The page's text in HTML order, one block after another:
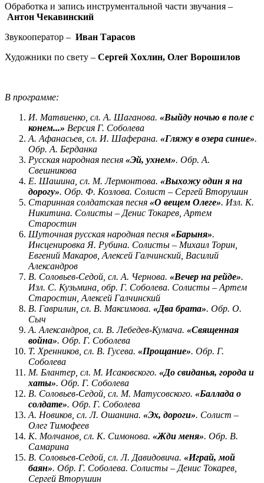
Обработка и запись инструментальной части звучания –
Антон Чекавинский
Звукооператор – Иван Тарасов
Художники по свету – Сергей Хохлин, Олег Ворошилов
В программе:
И. Матвиенко, сл. А. Шаганова. «Выйду ночью в поле с
конем...» Версия Г. Соболева
А. Афанасьев, сл. И. Шаферана. «Гляжу в озера синие».
Обр. А. Берданка
Русская народная песня «Эй, ухнем». Обр. А.
Свешникова
Е. Шашина, сл. М. Лермонтова. «Выхожу один я на
дорогу». Обр. Ф. Козлова. Солист – Сергей Вторушин
Старинная солдатская песня «О вещем Олеге». Изл. К.
Никитина. Солисты – Денис Токарев, Артем
Старостин
Шуточная русская народная песня «Барыня».
Инсценировка Я. Рубина. Солисты – Михаил Торин,
Евгений Макаров, Алексей Галчинский, Василий
Александров
В. Соловьев-Седой, сл. А. Чернова. «Вечер на рейде».
Изл. С. Кузьмина, обр. Г. Соболева. Солисты – Артем
Старостин, Алексей Галчинский
В. Гаврилин, сл. В. Максимова. «Два брата». Обр. О.
Сыч
А. Александров, сл. В. Лебедев-Кумача. «Священная
война». Обр. Г. Соболева
Т. Хренников, сл. В. Гусева. «Прощание». Обр. Г.
Соболева
М. Блантер, сл. М. Исаковского. «До свиданья, города и
хаты». Обр. Г. Соболева
В. Соловьев-Седой, сл. М. Матусовского. «Баллада о
солдате». Обр. Г. Соболева
А. Новиков, сл. Л. Ошанина. «Эх, дороги». Солист –
Олег Тимофеев
К. Молчанов, сл. К. Симонова. «Жди меня». Обр. В.
Самарина
В. Соловьев-Седой, сл. Л. Давидовича. «Играй, мой
баян». Обр. Г. Соболева. Солисты – Денис Токарев,
Сергей Вторушин